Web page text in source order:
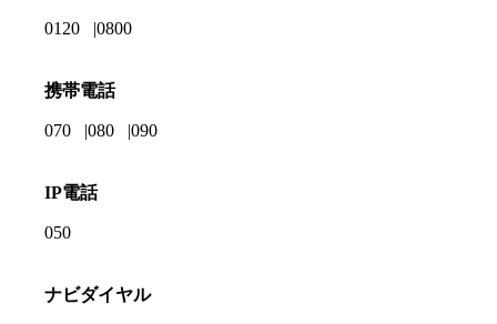
0120 0800
携帯電話
070 080 090
IP電話
050
ナビダイヤル